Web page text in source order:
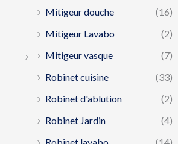
Mitigeur douche
(16)
Mitigeur Lavabo
(2)
Mitigeur vasque
(7)
Robinet cuisine
(33)
Robinet d'ablution
(2)
Robinet Jardin
(4)